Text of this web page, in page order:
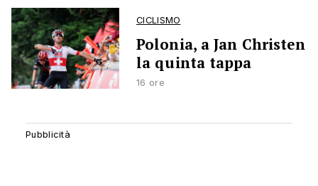
CICLISMO
Polonia, a Jan Christen
la quinta tappa
16 ore